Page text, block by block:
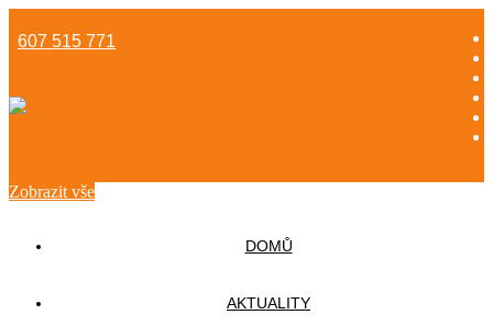
607 515 771
Zobrazit vše
DOMŮ
AKTUALITY